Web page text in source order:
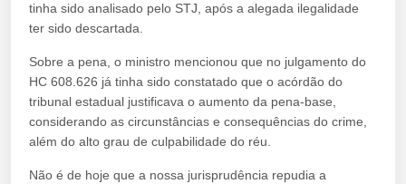
tinha sido analisado pelo STJ, após a alegada ilegalidade
ter sido descartada.
Sobre a pena, o ministro mencionou que no julgamento do
HC 608.626 já tinha sido constatado que o acórdão do
tribunal estadual justificava o aumento da pena-base,
considerando as circunstâncias e consequências do crime,
além do alto grau de culpabilidade do réu.
Não é de hoje que a nossa jurisprudência repudia a